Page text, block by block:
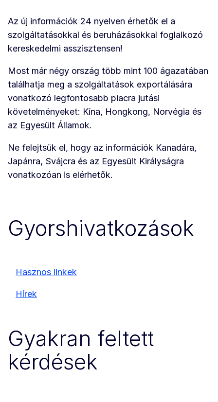
Az új információk 24 nyelven érhetők el a
szolgáltatásokkal és beruházásokkal foglalkozó
kereskedelmi asszisztensen!
Most már négy ország több mint 100 ágazatában
találhatja meg a szolgáltatások exportálására
vonatkozó legfontosabb piacra jutási
követelményeket: Kína, Hongkong, Norvégia és
az Egyesült Államok.
Ne felejtsük el, hogy az információk Kanadára,
Japánra, Svájcra és az Egyesült Királyságra
vonatkozóan is elérhetők.
Gyorshivatkozások
Hasznos linkek
Hírek
Gyakran feltett
kérdések